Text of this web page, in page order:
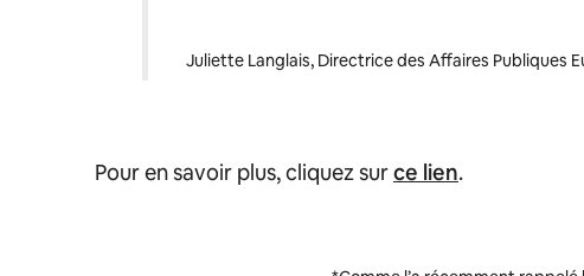
Juliette Langlais, Directrice des Affaires Publiques
Pour en savoir plus, cliquez surce lien.